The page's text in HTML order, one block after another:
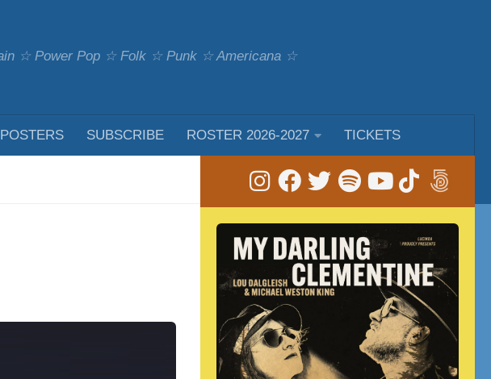
☆ Power Pop ☆ Folk ☆ Punk ☆ Americana ☆
POSTERS SUBSCRIBE ROSTER 2026-2027 TICKETS